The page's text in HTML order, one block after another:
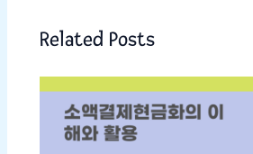
Related Posts